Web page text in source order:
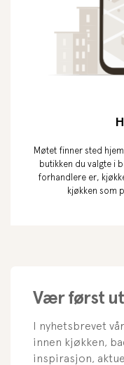
Møtet finner sted
butikken du valgte i
forhandlere er,
kjøkken som
Vær først
I nyhetsbrevet
innen kjøkken,
inspirasjon,